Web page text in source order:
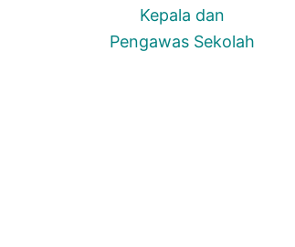
Kepala dan
Pengawas Sekolah